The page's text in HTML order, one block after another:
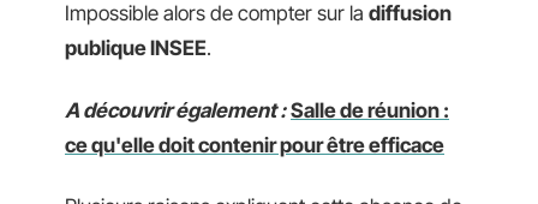
Impossible alors de compter sur la diffusion
publique INSEE.
A découvrir également : Salle de réunion :
ce qu'elle doit contenir pour être efficace